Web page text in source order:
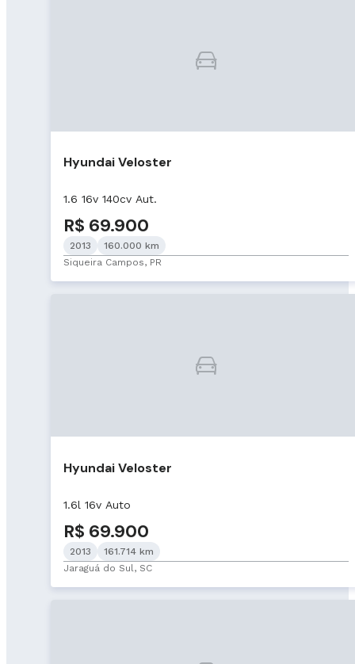
Hyundai Veloster
1.6 16v 140cv Aut.
R$ 69.900
2013
160.000 km
Siqueira Campos, PR
Hyundai Veloster
1.6l 16v Auto
R$ 69.900
2013
161.714 km
Jaraguá do Sul, SC